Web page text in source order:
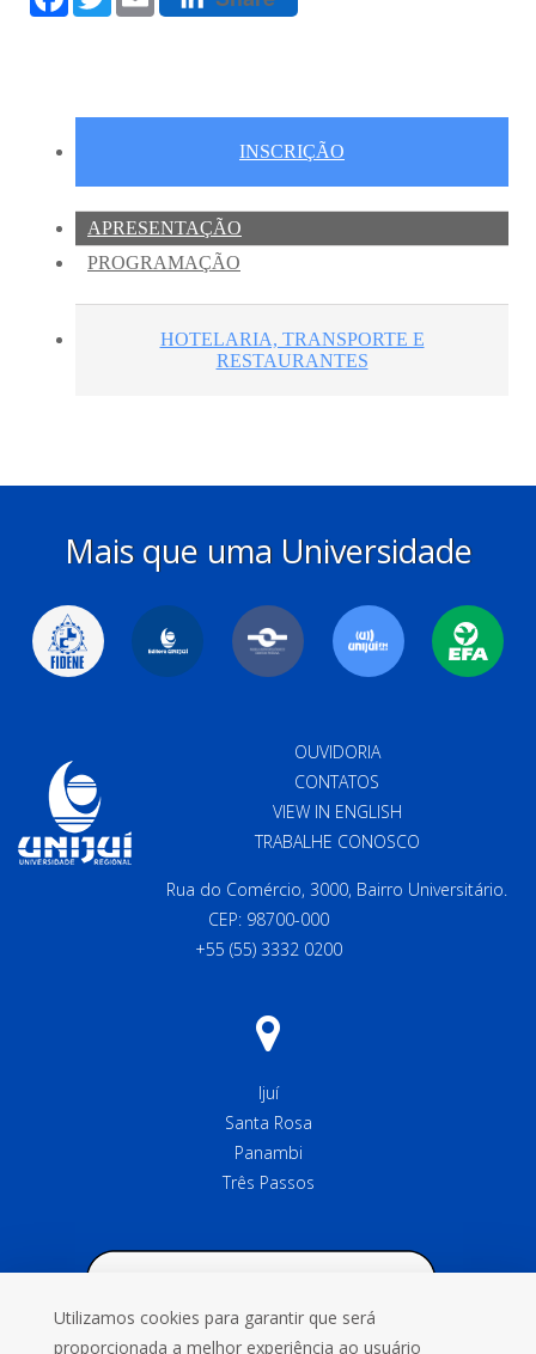
Mais que uma Universidade
OUVIDORIA
CONTATOS
VIEW IN ENGLISH
TRABALHE CONOSCO
Rua do Comércio, 3000, Bairro Universitário.
CEP: 98700-000
+55 (55) 3332 0200
Ijuí
Santa Rosa
Panambi
Três Passos
Utilizamos cookies para garantir que será
proporcionada a melhor experiência ao usuário